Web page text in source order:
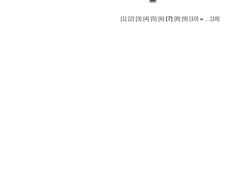
[1] [2] [3] [4] [5] [6] [7] [8] [9] [10] ...[18]